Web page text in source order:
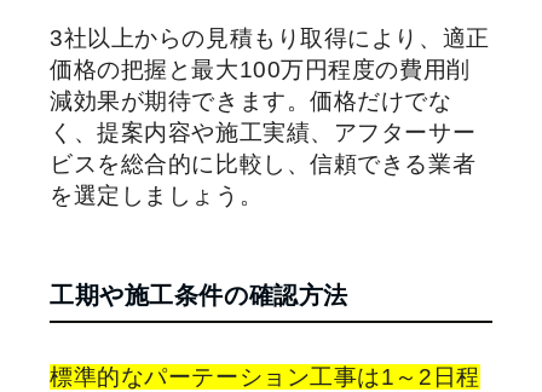
3社以上からの見積もり取得により、適正
価格の把握と最大100万円程度の費用削
減効果が期待できます。価格だけでな
く、提案内容や施工実績、アフターサー
ビスを総合的に比較し、信頼できる業者
を選定しましょう。
工期や施工条件の確認方法
標準的なパーテーション工事は1～2日程